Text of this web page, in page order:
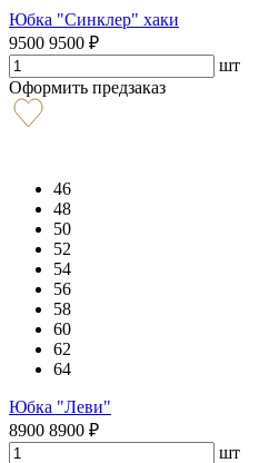
Юбка "Синклер" хаки
9500 9500 ₽
шт
Оформить предзаказ
46
48
50
52
54
56
58
60
62
64
Юбка "Леви"
8900 8900 ₽
шт